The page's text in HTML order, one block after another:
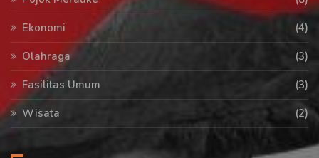
Ekonomi
(4)
Olahraga
(3)
Fasilitas Umum
(3)
Wisata
(2)